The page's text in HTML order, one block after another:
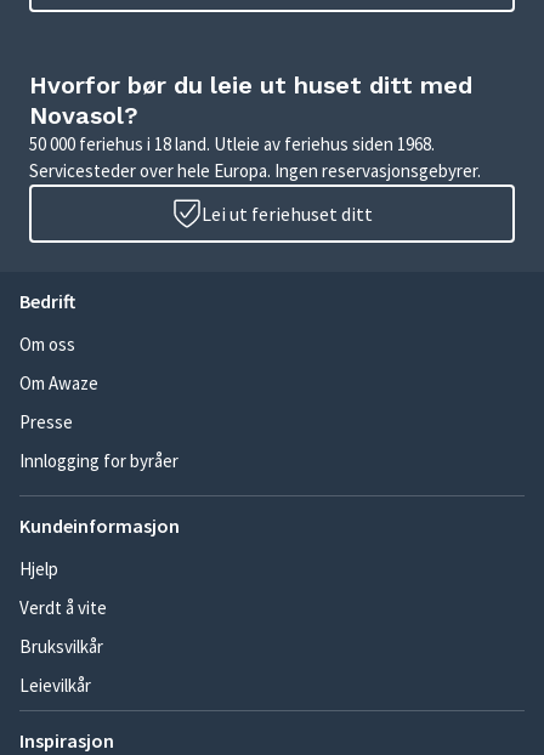
Hvorfor bør du leie ut huset ditt med
Novasol?
50 000 feriehus i 18 land. Utleie av feriehus siden 1968.
Servicesteder over hele Europa. Ingen reservasjonsgebyrer.
Lei ut feriehuset ditt
Bedrift
Om oss
Om Awaze
Presse
Innlogging for byråer
Kundeinformasjon
Hjelp
Verdt å vite
Bruksvilkår
Leievilkår
Inspirasjon